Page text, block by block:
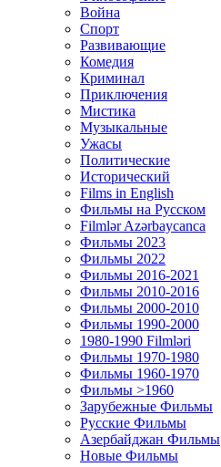
Война
Спорт
Развивающие
Комедия
Криминал
Приключения
Мистика
Музыкальные
Ужасы
Политические
Исторический
Films in English
Фильмы на Русском
Filmlər Azərbaycanca
Фильмы 2023
Фильмы 2022
Фильмы 2016-2021
Фильмы 2010-2016
Фильмы 2000-2010
Фильмы 1990-2000
1980-1990 Filmləri
Фильмы 1970-1980
Фильмы 1960-1970
Фильмы >1960
Зарубежные Фильмы
Русские Фильмы
Азербайджан Фильмы
Новые Фильмы